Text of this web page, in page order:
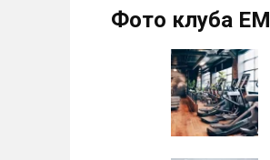
Фото клуба